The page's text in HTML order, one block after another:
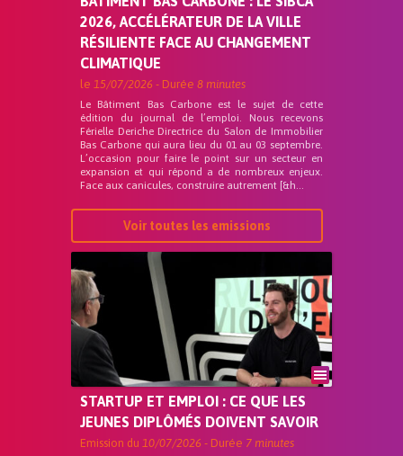
2026, ACCÉLÉRATEUR DE LA VILLE
RÉSILIENTE FACE AU CHANGEMENT
CLIMATIQUE
le 15/07/2026 - Durée 8 minutes
Le Bâtiment Bas Carbone est le sujet de cette
édition du journal de l’emploi. Nous recevons
Férielle Deriche Directrice du Salon de Immobilier
Bas Carbone qui aura lieu du 01 au 03 septembre.
L’occasion pour faire le point sur un secteur en
expansion et qui répond a de nombreux enjeux.
Face aux canicules, construire autrement [&h...
Voir toutes les emissions
STARTUP ET EMPLOI : CE QUE LES
JEUNES DIPLÔMÉS DOIVENT SAVOIR
Emission du 10/07/2026 - Durée 7 minutes